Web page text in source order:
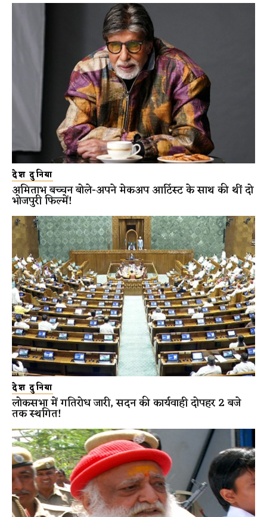
देश दुनिया
अमिताभ बच्चन बोले-अपने मेकअप आर्टिस्ट के साथ की थीं दो
भोजपुरी फिल्में!
देश दुनिया
लोकसभा में गतिरोध जारी, सदन की कार्यवाही दोपहर 2 बजे
तक स्थगित!